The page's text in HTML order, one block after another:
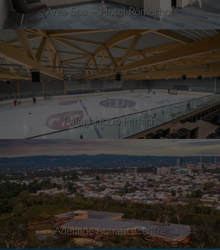
Area Spa – Hotel Römerhof
Palaghiaccio Ferlach
Adelaide Aquatic Centre